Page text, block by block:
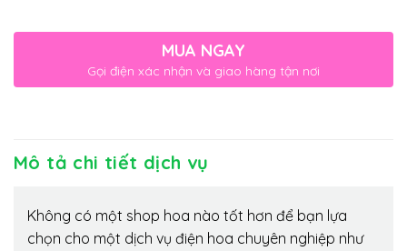
MUA NGAY
Gọi điện xác nhận và giao hàng tận nơi
Mô tả chi tiết dịch vụ
Không có một shop hoa nào tốt hơn để bạn lựa
chọn cho một dịch vụ điện hoa chuyên nghiệp như